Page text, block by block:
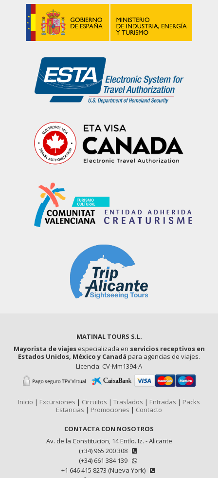
MATINAL TOURS S.L.
Mayorista de viajesespecializada en servicios receptivos en
Estados Unidos, México y Canadá para agencias de viajes.
Licencia: CV-Mm1394-A
Inicio | Excursiones | Circuitos | Traslados | Entradas | Packs
Estancias | Promociones | Contacto
CONTACTA CON NOSOTROS
Av. de la Constitucion, 14 Entlo. Iz. - Alicante
(+34) 965 200 308
(+34) 661 384 139
+1 646 415 8273 (Nueva York)